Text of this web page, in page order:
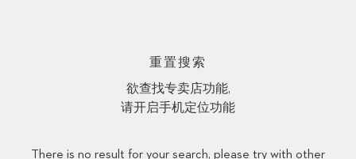
重置搜索
欲查找专卖店功能,
请开启手机定位功能
There is no result for your search, please try with other